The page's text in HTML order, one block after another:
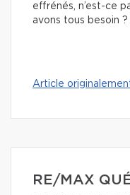
effrénés, n’est-ce
avons tous besoin ?
Article
RE/MAX